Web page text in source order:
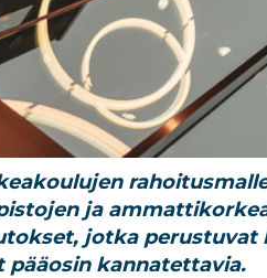
ja
jotka perustuvat
pääosin kannatettavia.